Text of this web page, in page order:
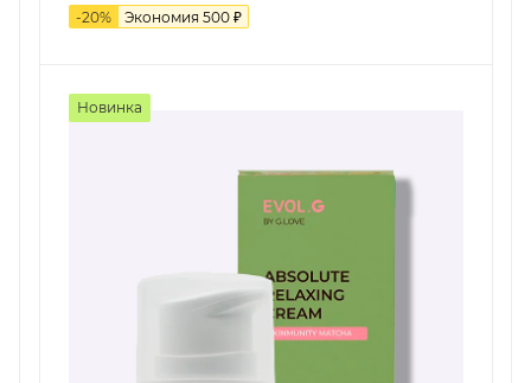
-20% Экономия 500 ₽
Новинка